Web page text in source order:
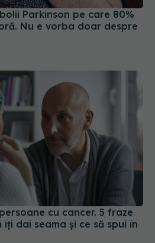
cu cancer. 5 fraze
dai seama și ce să spui în